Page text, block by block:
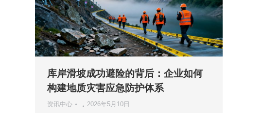
库岸滑坡成功避险的背后：企业如何
构建地质灾害应急防护体系
资讯中心 2026年5月10日